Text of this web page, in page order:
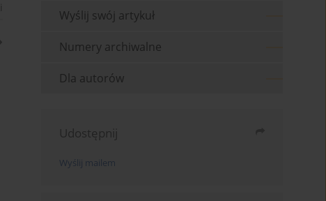
Wyślij swój artykuł
Numery archiwalne
Dla autorów
Udostępnij
Wyślij mailem